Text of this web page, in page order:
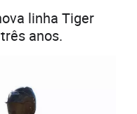
linha Tiger
anos.